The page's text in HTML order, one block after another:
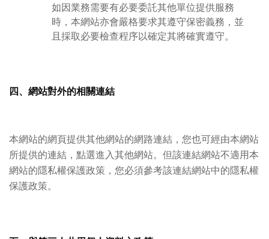
如因業務需要有必要委託其他單位提供服務
時，本網站亦會嚴格要求其遵守保密義務，並
且採取必要檢查程序以確定其將確實遵守。
四、網站對外的相關連結
本網站的網頁提供其他網站的網路連結，您也可經由本網站
所提供的連結，點選進入其他網站。但該連結網站不適用本
網站的隱私權保護政策，您必須參考該連結網站中的隱私權
保護政策。